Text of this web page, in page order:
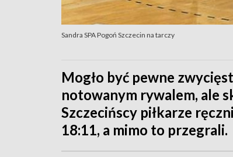
Sandra SPA Pogoń Szczecin na tarczy
Mogło być pewne
notowanym rywalem, ale
Szczecińscy piłkarze
18:11, a mimo to przegrali.